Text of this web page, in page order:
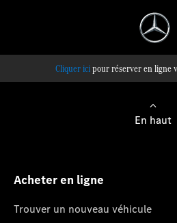
pour réserver en ligne
En haut
Acheter en ligne
Trouver un nouveau véhicule